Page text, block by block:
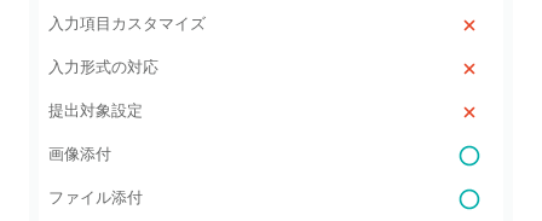
入力項目カスタマイズ
入力形式の対応
提出対象設定
画像添付
ファイル添付